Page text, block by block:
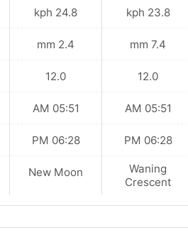
23.8 kph
7.4 mm
12.0
05:51 AM
06:28 PM
Waning
Crescent
24.8 kph
2.4 mm
12.0
05:51 AM
06:28 PM
New Moon